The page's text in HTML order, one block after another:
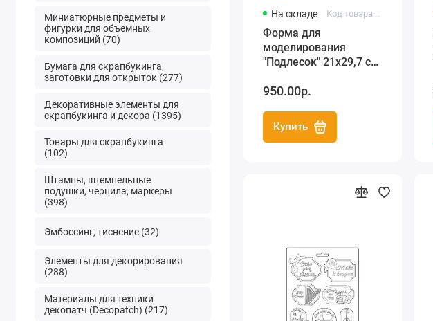
Миниатюрные предметы и
фигурки для объемных
композиций (70)
Бумага для скрапбукинга,
заготовки для открыток (277)
Декоративные элементы для
скрапбукинга и декора (1395)
Товары для скрапбукинга
(102)
Штампы, штемпельные
подушки, чернила, маркеры
(398)
Эмбоссинг, тиснение (32)
Элементы для декорирования
(288)
Материалы для техники
декопатч (Decopatch) (217)
На складе Код товара: K3PTA463
Форма для
моделирования
"Подлесок" 21х29,7 см,
950.00р.
Купить